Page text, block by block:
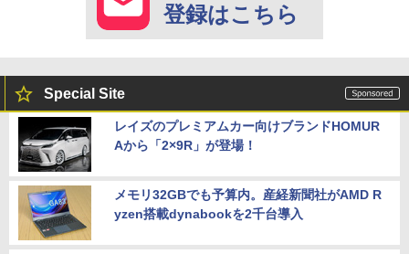
登録はこちら
Special Site
レイズのプレミアムカー向けブランドHOMUR
Aから「2×9R」が登場！
メモリ32GBでも予算内。産経新聞社がAMD R
yzen搭載dynabookを2千台導入